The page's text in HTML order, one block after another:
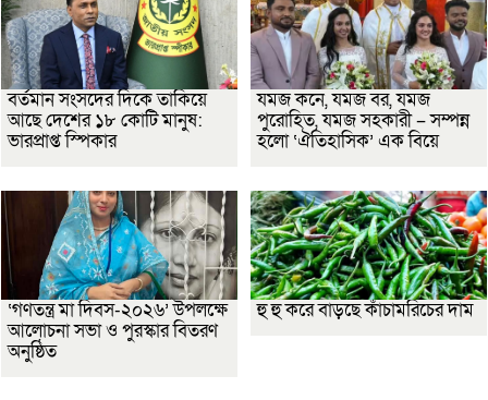
বর্তমান সংসদের দিকে তাকিয়ে
আছে দেশের ১৮ কোটি মানুষ:
ভারপ্রাপ্ত স্পিকার
যমজ কনে, যমজ বর, যমজ
পুরোহিত, যমজ সহকারী – সম্পন্ন
হলো ‘ঐতিহাসিক’ এক বিয়ে
‘গণতন্ত্র মা দিবস-২০২৬’ উপলক্ষে
আলোচনা সভা ও পুরস্কার বিতরণ
অনুষ্ঠিত
হু হু করে বাড়ছে কাঁচামরিচের দাম